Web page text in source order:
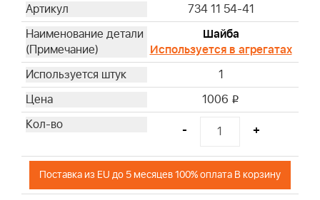
734 11 54-41
Шайба
Используется в агрегатах
1
1006 i
- +
Поставка из EU до 5 месяцев 100% оплата В корзину